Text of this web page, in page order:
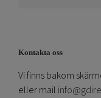
Kontakta oss
Vi finns bakom
eller mail